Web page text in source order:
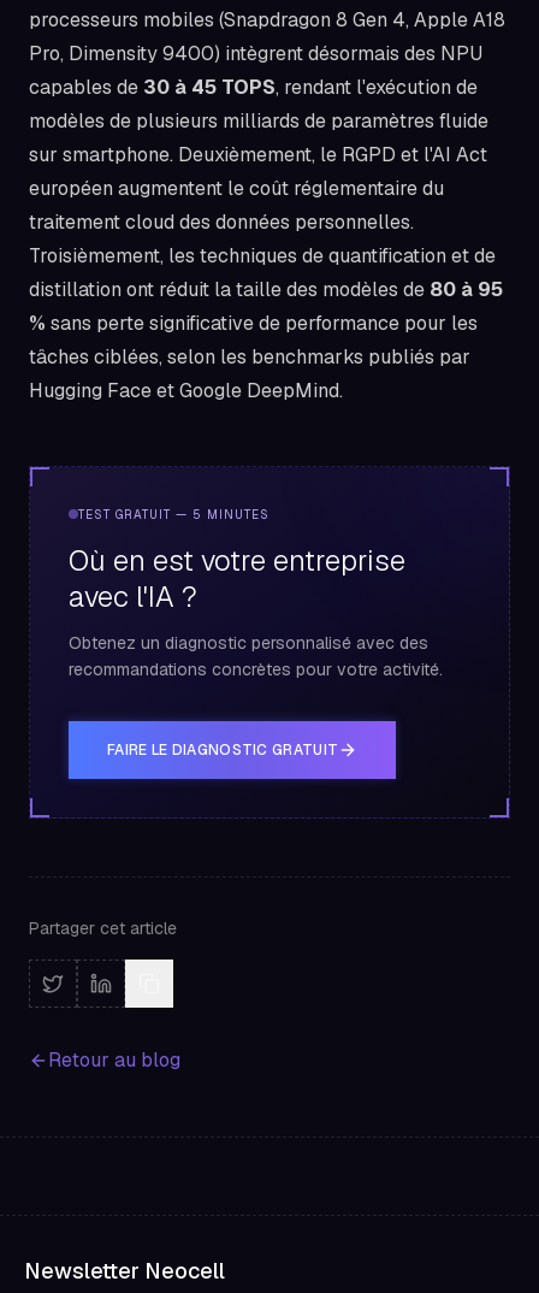
processeurs mobiles (Snapdragon 8 Gen 4, Apple A18
Pro, Dimensity 9400) intègrent désormais des NPU
capables de 30 à 45 TOPS, rendant l'exécution de
modèles de plusieurs milliards de paramètres fluide
sur smartphone. Deuxièmement, le RGPD et l'AI Act
européen augmentent le coût réglementaire du
traitement cloud des données personnelles.
Troisièmement, les techniques de quantification et de
distillation ont réduit la taille des modèles de 80 à 95
% sans perte significative de performance pour les
tâches ciblées, selon les benchmarks publiés par
Hugging Face et Google DeepMind.
TEST GRATUIT — 5 MINUTES
Où en est votre entreprise
avec l'IA ?
Obtenez un diagnostic personnalisé avec des
recommandations concrètes pour votre activité.
FAIRE LE DIAGNOSTIC GRATUIT
Partager cet article
Retour au blog
Newsletter Neocell